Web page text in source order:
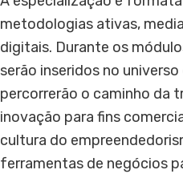
metodologias ativas,
digitais. Durante os
serão inseridos no
percorrerão o caminho da
inovação para fins
cultura do
ferramentas de negócios